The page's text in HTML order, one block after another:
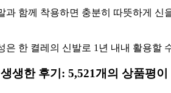
과 함께 착용하면 충분히 따뜻하게
은 한 켤레의 신발로 1년 내내 활용할
생한 후기: 5,521개의 상품평